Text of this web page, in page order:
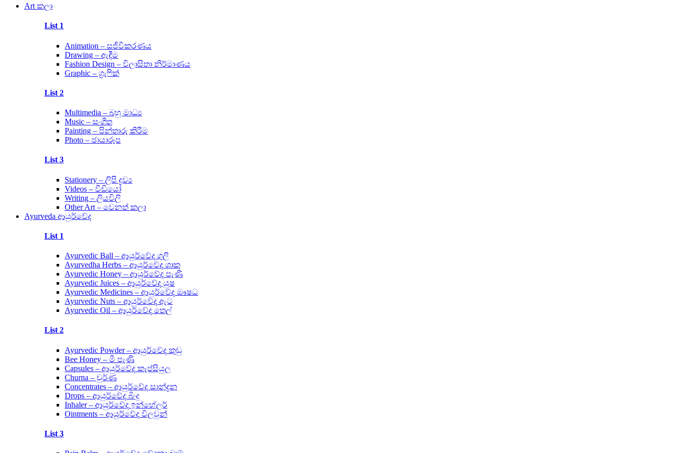
Art කලා
List 1
Animation – සජීවිකරණය
Drawing – ඇඳීම
Fashion Design – විලාසිතා නිර්මාණය
Graphic – ග්‍රැෆික්
List 2
Multimedia – බහු මාධ්‍ය
Music – සංගීත
Painting – පින්තාරු කිරීම
Photo – ඡායාරූප
List 3
Stationery – ලිපි ද්‍රව්‍ය
Videos – වීඩියෝ
Writing – ලියවිලි
Other Art – වෙනත් කලා
Ayurveda ආයුර්වේද
List 1
Ayurvedic Ball – ආයුර්වේද ගුලි
Ayurvedha Herbs – ආයුර්වේද ශාක
Ayurvedic Honey – ආයුර්වේද පැණි
Ayurvedic Juices – ආයුර්වේද යුෂ
Ayurvedic Medicines – ආයුර්වේද ඖෂධ
Ayurvedic Nuts – ආයුර්වේද ඇට
Ayurvedic Oil – ආයුර්වේද තෙල්
List 2
Ayurvedic Powder – ආයුර්වේද කුඩු
Bee Honey – මී පැණි
Capsules – ආයුර්වේද කැප්සියුල
Churna – චුර්ණ
Concentrates – ආයුර්වේද සාන්ද්‍රන
Drops – ආයුර්වේද බිංදු
Inhaler – ආයුර්වේද ඉන්හේලර්
Ointments – ආයුර්වේද විලවුන්
List 3